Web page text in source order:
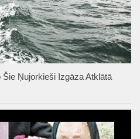
Ņujorkieši Izgāza Atklātā